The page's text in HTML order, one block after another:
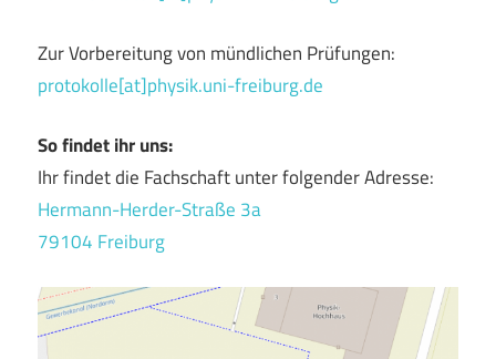
Zur Vorbereitung von mündlichen Prüfungen:
protokolle[at]physik.uni-freiburg.de
So findet ihr uns:
Ihr findet die Fachschaft unter folgender Adresse:
Hermann-Herder-Straße 3a
79104 Freiburg